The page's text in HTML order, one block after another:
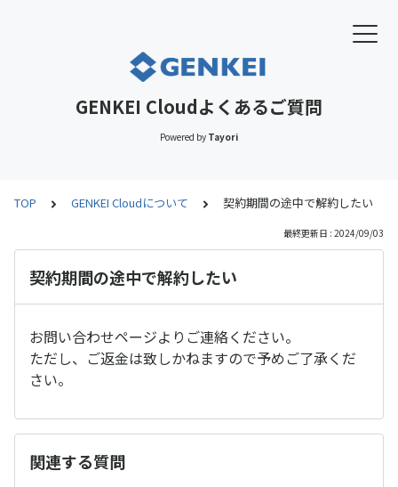
GENKEI Cloudよくあるご質問
Powered by Tayori
TOP GENKEI Cloudについて 契約期間の途中で解約したい
最終更新日 : 2024/09/03
契約期間の途中で解約したい
お問い合わせページよりご連絡ください。
ただし、ご返金は致しかねますので予めご了承くだ
さい。
関連する質問